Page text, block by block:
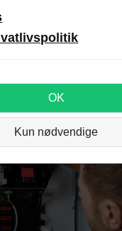
på kvalitet, overblik
er løsninger,
OK
Kun nødvendige